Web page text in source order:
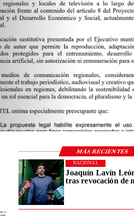
Joaquín Lavín
tras revocación de
NACIONAL
MÁS RECIENTES